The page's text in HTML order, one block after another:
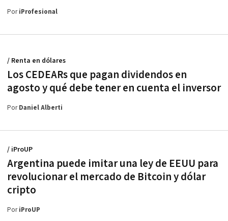
PoriProfesional
Los CEDEARs que pagan dividendos en
agosto y qué debe tener en cuenta el inversor
/ Renta en dólares
PorDaniel Alberti
Argentina puede imitar una ley de EEUU para
revolucionar el mercado de Bitcoin y dólar
cripto
/ iProUP
PoriProUP